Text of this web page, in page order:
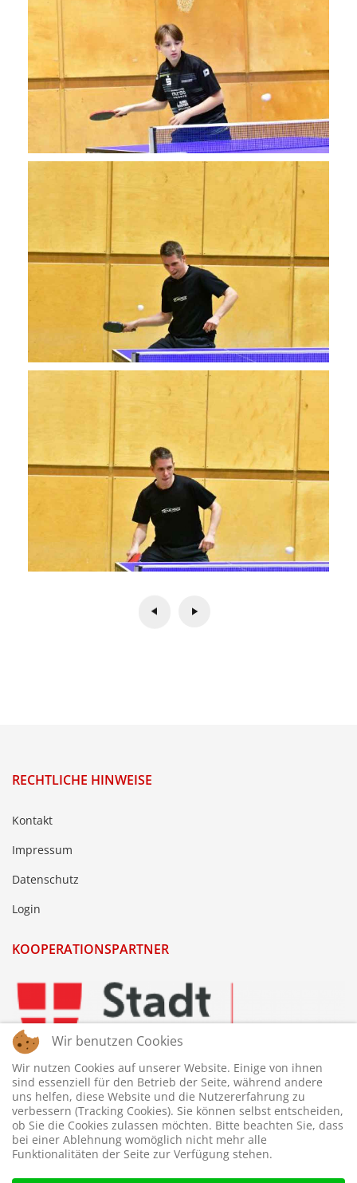
RECHTLICHE HINWEISE
Kontakt
Impressum
Datenschutz
Login
KOOPERATIONSPARTNER
Wir benutzen Cookies
Wir nutzen Cookies auf unserer Website. Einige von ihnen
sind essenziell für den Betrieb der Seite, während andere
uns helfen, diese Website und die Nutzererfahrung zu
verbessern (Tracking Cookies). Sie können selbst entscheiden,
ob Sie die Cookies zulassen möchten. Bitte beachten Sie, dass
bei einer Ablehnung womöglich nicht mehr alle
Funktionalitäten der Seite zur Verfügung stehen.